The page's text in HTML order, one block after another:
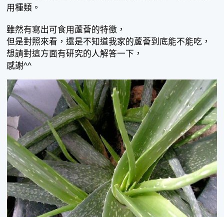
用種類。
雖然有寫出可食用蘆薈的特徵，
但是對照來看，還是不知道我家的蘆薈到底能不能吃，
想請對這方面有研究的人解答一下，
感謝^^